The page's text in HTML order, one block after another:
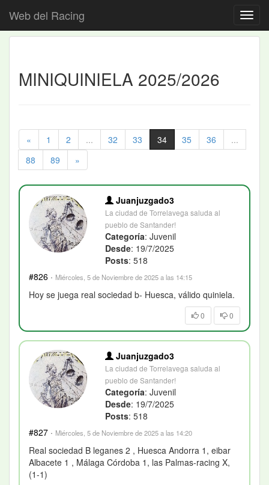
Web del Racing
MINIQUINIELA 2025/2026
« 1 2 ... 32 33 34 35 36
...
88
89 »
Juanjuzgado3
La ciudad de Torrelavega saluda al
pueblo de Santander!
Categoría: Juvenil
Desde: 19/7/2025
Posts: 518
#826 · Miércoles, 5 de Noviembre de 2025 a las 14:15
Hoy se juega real sociedad b- Huesca, válido quiniela.
0 0
Juanjuzgado3
La ciudad de Torrelavega saluda al
pueblo de Santander!
Categoría: Juvenil
Desde: 19/7/2025
Posts: 518
#827 · Miércoles, 5 de Noviembre de 2025 a las 14:20
Real sociedad B leganes 2 , Huesca Andorra 1, eibar
Albacete 1 , Málaga Córdoba 1, las Palmas-racing X,
(1-1)